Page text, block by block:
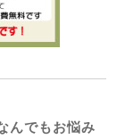
んでもお悩み